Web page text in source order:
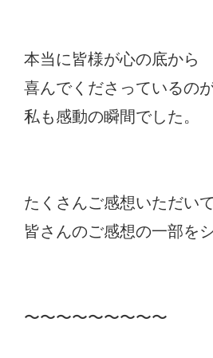
本当に皆様が心の底から
喜んでくださっているの
私も感動の瞬間でした。
たくさんご感想いただい
皆さんのご感想の一部を
〜〜〜〜〜〜〜〜〜